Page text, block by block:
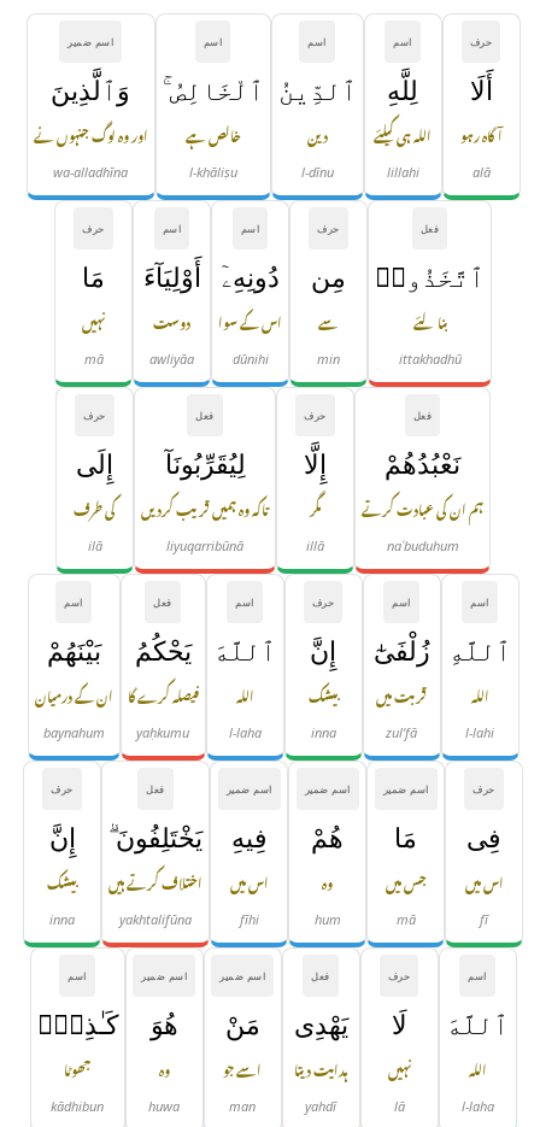
حرف
أَلَا
آگاہ رہو
alā
اسم
لِلَّهِ
اللہ ہی کیلئے
lillahi
اسم
ٱلدِّينُ
دین
l-dīnu
اسم
ٱلْخَالِصُ ۚ
خالص ہے
l-khāliṣu
اسم ضمیر
وَٱلَّذِينَ
اور وہ لوگ جنہوں نے
wa-alladhīna
فعل
ٱتَّخَذُوا۟
بنا لئے
ittakhadhū
حرف
مِن
سے
min
اسم
دُونِهِۦٓ
اس کے سوا
dūnihi
اسم
أَوْلِيَآءَ
دوست
awliyāa
حرف
مَا
نہیں
mā
فعل
نَعْبُدُهُمْ
ہم ان کی عبادت کرتے
naʿbuduhum
حرف
إِلَّا
مگر
illā
فعل
لِيُقَرِّبُونَآ
تاکہ وہ ہمیں قریب کردیں
liyuqarribūnā
حرف
إِلَى
کی طرف
ilā
اسم
ٱللَّهِ
اللہ
l-lahi
اسم
زُلْفَىٰٓ
قربت میں
zul'fā
حرف
إِنَّ
بیشک
inna
اسم
ٱللَّهَ
اللہ
l-laha
فعل
يَحْكُمُ
فیصلہ کرے گا
yaḥkumu
اسم
بَيْنَهُمْ
ان کے درمیان
baynahum
حرف
فِى
اس میں
fī
اسم ضمیر
مَا
جس میں
mā
اسم ضمیر
هُمْ
وہ
hum
اسم ضمیر
فِيهِ
اس میں
fīhi
فعل
يَخْتَلِفُونَ ۗ
اختلاف کرتے ہیں
yakhtalifūna
حرف
إِنَّ
بیشک
inna
اسم
ٱللَّهَ
اللہ
l-laha
حرف
لَا
نہیں
lā
فعل
يَهْدِى
ہدایت دیتا
yahdī
اسم ضمیر
مَنْ
اسے جو
man
اسم ضمیر
هُوَ
وہ
huwa
اسم
كَـٰذِبٌۭ
جھوٹا
kādhibun